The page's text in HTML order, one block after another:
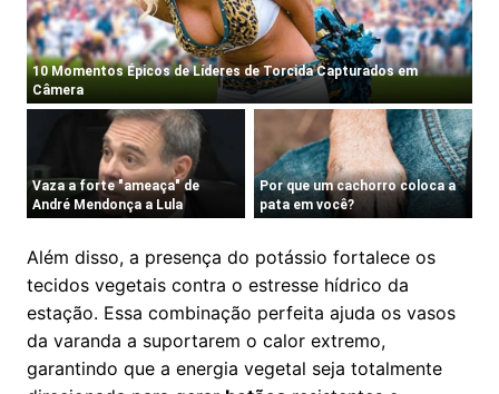
Além disso, a presença do potássio fortalece os
tecidos vegetais contra o estresse hídrico da
estação. Essa combinação perfeita ajuda os vasos
da varanda a suportarem o calor extremo,
garantindo que a energia vegetal seja totalmente